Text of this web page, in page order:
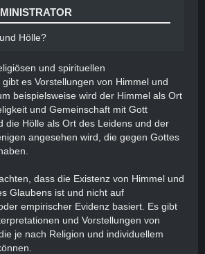
Hölle?
und spirituellen
es Vorstellungen von Himmel und
beispielsweise wird der Himmel als Ort
und Gemeinschaft mit Gott
die Hölle als Ort des Leidens und der
angesehen wird, die gegen Gottes
dass die Existenz von Himmel und
Glaubens ist und nicht auf
empirischer Evidenz basiert. Es gibt
und Vorstellungen von
je nach Religion und individuellem